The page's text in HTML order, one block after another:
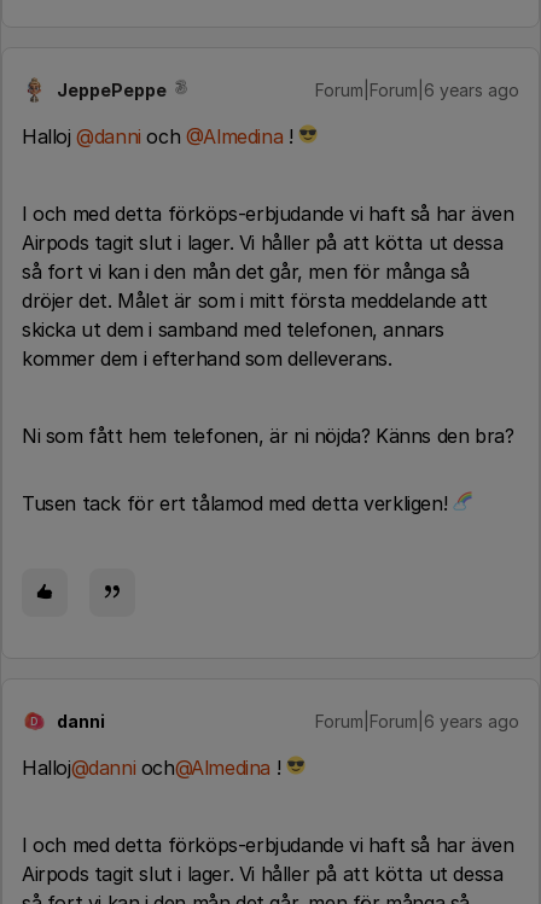
JeppePeppe Forum|Forum|6 years ago
Halloj@danni och @Almedina !
I och med detta förköps-erbjudande vi haft så har även
Airpods tagit slut i lager. Vi håller på att kötta ut dessa
så fort vi kan i den mån det går, men för många så
dröjer det. Målet är som i mitt första meddelande att
skicka ut dem i samband med telefonen, annars
kommer dem i efterhand som delleverans.
Ni som fått hem telefonen, är ni nöjda? Känns den bra?
Tusen tack för ert tålamod med detta verkligen!
D danni Forum|Forum|6 years ago
Halloj@danni och@Almedina !
I och med detta förköps-erbjudande vi haft så har även
Airpods tagit slut i lager. Vi håller på att kötta ut dessa